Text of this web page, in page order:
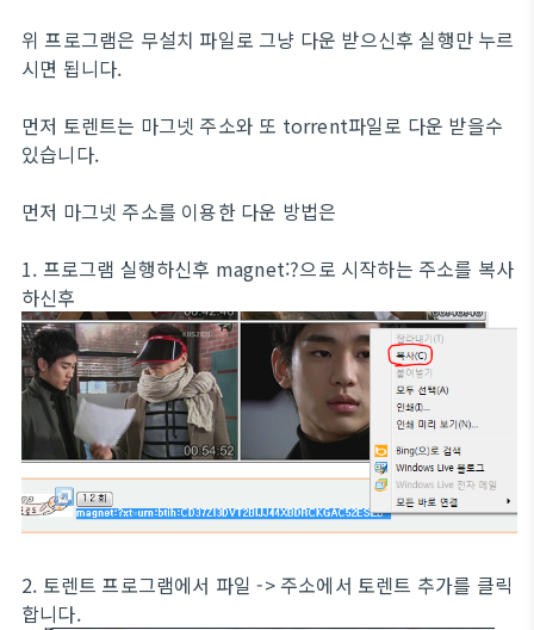
위 프로그램은 무설치 파일로 그냥 다운 받으신후 실행만 누르
시면 됩니다.
먼저 토렌트는 마그넷 주소와 또 torrent파일로 다운 받을수
있습니다.
먼저 마그넷 주소를 이용한 다운 방법은
1. 프로그램 실행하신후 magnet:?으로 시작하는 주소를 복사
하신후
2. 토렌트 프로그램에서 파일 -> 주소에서 토렌트 추가를 클릭
합니다.